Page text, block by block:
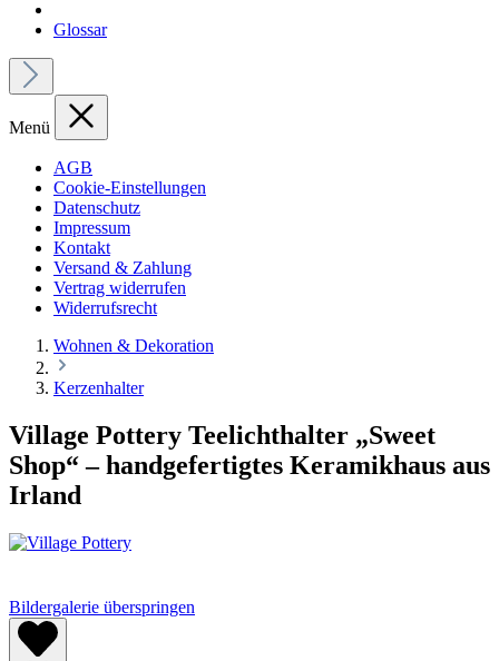
Glossar
Menü
AGB
Cookie-Einstellungen
Datenschutz
Impressum
Kontakt
Versand & Zahlung
Vertrag widerrufen
Widerrufsrecht
Wohnen & Dekoration
Kerzenhalter
Village Pottery Teelichthalter „Sweet
Shop“ – handgefertigtes Keramikhaus aus
Irland
Bildergalerie überspringen